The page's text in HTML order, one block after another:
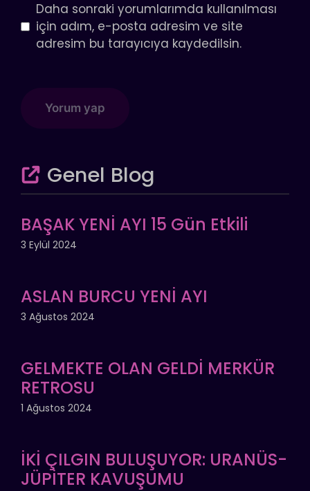
Daha sonraki yorumlarımda kullanılması
için adım, e-posta adresim ve site
adresim bu tarayıcıya kaydedilsin.
Genel Blog
BAŞAK YENİ AYI 15 Gün Etkili
3 Eylül 2024
ASLAN BURCU YENİ AYI
3 Ağustos 2024
GELMEKTE OLAN GELDİ MERKÜR
RETROSU
1 Ağustos 2024
İKİ ÇILGIN BULUŞUYOR: URANÜS-
JÜPİTER KAVUŞUMU